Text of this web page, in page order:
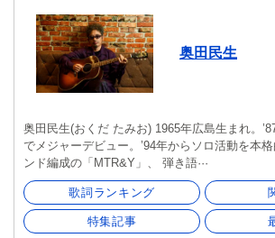
奥田民生
奥田民生(おくだ たみお) 1965年広島生まれ。
でメジャーデビュー。’94年からソロ活動を本
ンド編成の「MTR&Y」、 弾き語···
歌詞ランキング
特集記事